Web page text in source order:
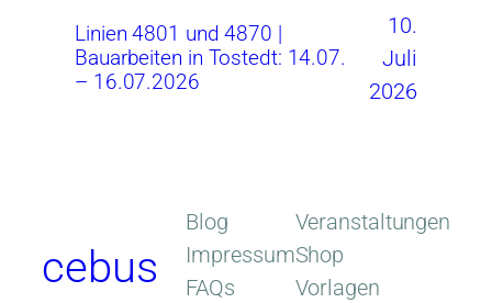
Linien 4801 und 4870 |
Bauarbeiten in Tostedt: 14.07.
– 16.07.2026
10.
Juli
2026
cebus
Blog
Impressum
FAQs
Veranstaltungen
Shop
Vorlagen